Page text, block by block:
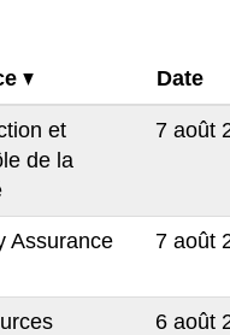
Date
et
de la
7 août
Assurance 7 août
6 août